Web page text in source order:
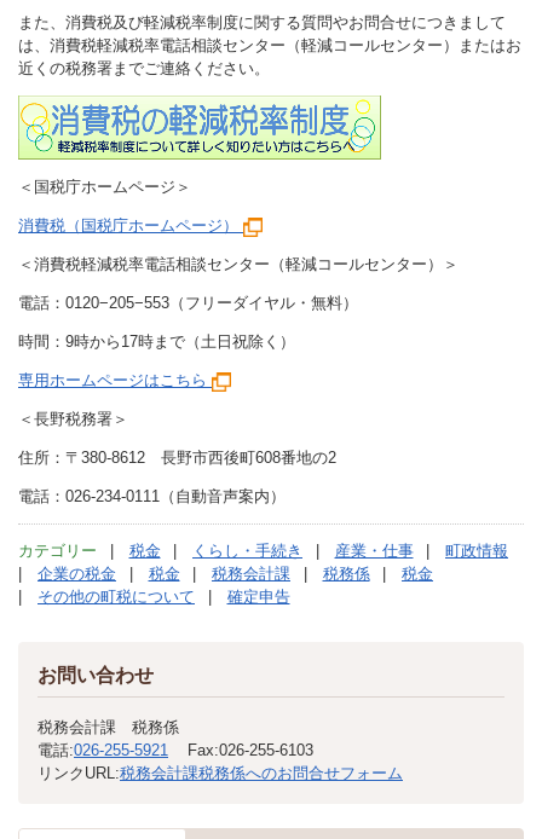
また、消費税及び軽減税率制度に関する質問やお問合せにつきまして
は、消費税軽減税率電話相談センター（軽減コールセンター）またはお
近くの税務署までご連絡ください。
＜国税庁ホームページ＞
消費税（国税庁ホームページ）
＜消費税軽減税率電話相談センター（軽減コールセンター）＞
電話：0120−205−553（フリーダイヤル・無料）
時間：9時から17時まで（土日祝除く）
専用ホームページはこちら
＜長野税務署＞
住所：〒380-8612 長野市西後町608番地の2
電話：026-234-0111（自動音声案内）
カテゴリー 税金 くらし・手続き 産業・仕事
町政情報
企業の税金
税金 税務会計課 税務係
税金
その他の町税について
確定申告
お問い合わせ
税務会計課 税務係
電話:026-255-5921 Fax:026-255-6103
リンクURL:税務会計課税務係へのお問合せフォーム